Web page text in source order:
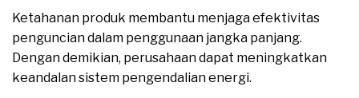
Ketahanan produk membantu menjaga efektivitas
penguncian dalam penggunaan jangka panjang.
Dengan demikian, perusahaan dapat meningkatkan
keandalan sistem pengendalian energi.